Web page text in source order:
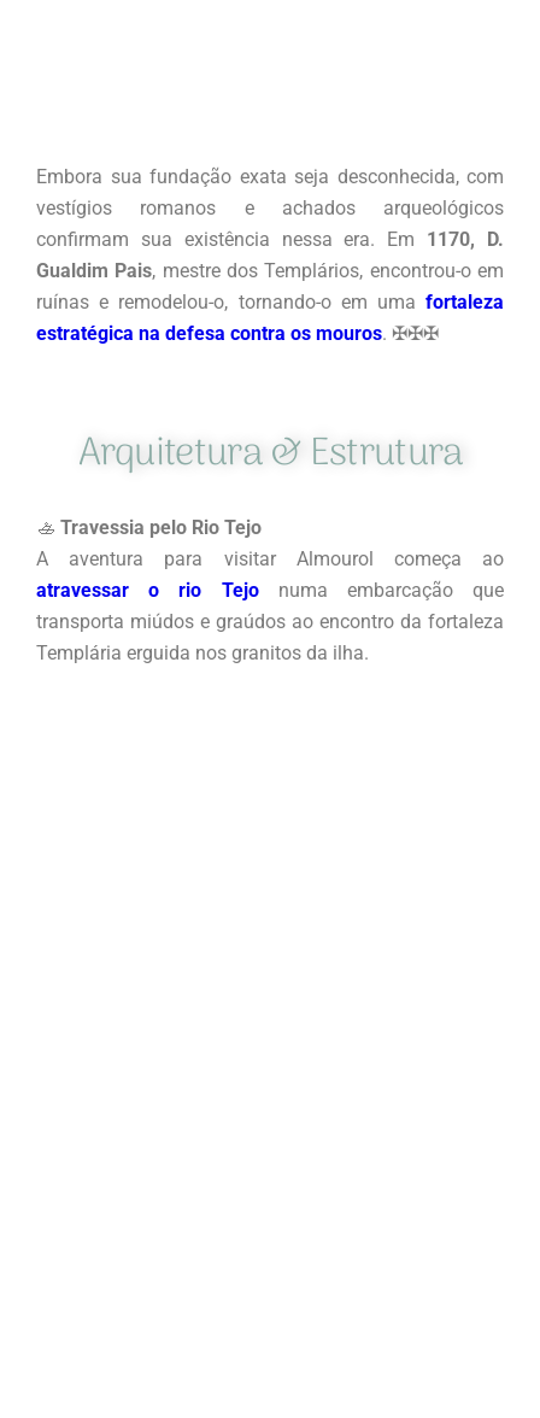
Embora sua fundação exata seja desconhecida, com
vestígios romanos e achados arqueológicos
confirmam sua existência nessa era. Em 1170, D.
Gualdim Pais, mestre dos Templários, encontrou-o em
ruínas e remodelou-o, tornando-o em uma fortaleza
estratégica na defesa contra os mouros. ✠✠✠
Arquitetura & Estrutura
🚣 Travessia pelo Rio Tejo
A aventura para visitar Almourol começa ao
atravessar o rio Tejonuma embarcação que
transporta miúdos e graúdos ao encontro da fortaleza
Templária erguida nos granitos da ilha.